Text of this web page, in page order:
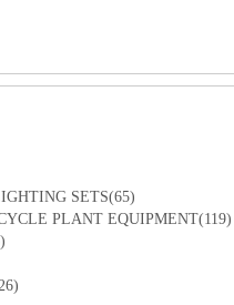
SETS(65)
PLANT EQUIPMENT(119)